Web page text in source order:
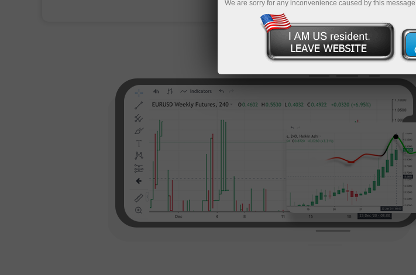
We are sorry for any inconvenience caused by this